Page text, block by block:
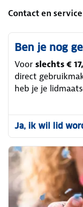
Contact en
Ben je nog
Voor slechts €
direct
heb je je
Ja, ik wil lid